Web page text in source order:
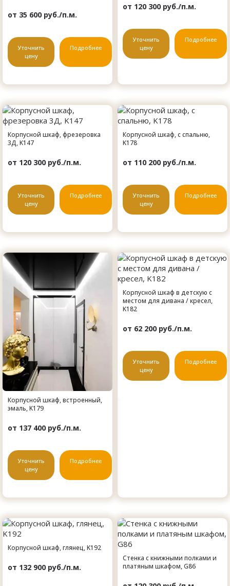
от 35 600 руб./п.м.
Уточнить
цену
Подробнее
от 120 300 руб./п.м.
Уточнить
цену
Подробнее
Корпусной шкаф, фрезеровка
3Д, K147
от 120 300 руб./п.м.
Уточнить
цену
Подробнее
Корпусной шкаф, с спальню,
K178
от 110 200 руб./п.м.
Уточнить
цену
Подробнее
Корпусной шкаф, встроенный,
эмаль, K179
от 137 400 руб./п.м.
Уточнить
цену
Подробнее
Корпусной шкаф в детскую с
местом для дивана / кресел,
K182
от 62 200 руб./п.м.
Уточнить
цену
Подробнее
Корпусной шкаф, глянец, K192
от 132 900 руб./п.м.
Стенка с книжными полками и
платяным шкафом, G86